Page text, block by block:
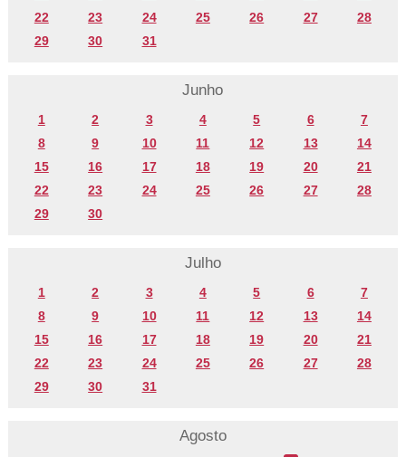
22
23 24 25 26 27
28
29
30 31
Junho
1 2 3 4 5 6
7
8
9 10 11 12 13
14
15
16 17 18 19 20
21
22
23 24 25 26 27
28
29
30
Julho
1 2 3 4 5 6
7
8
9 10 11 12 13
14
15
16 17 18 19 20
21
22
23 24 25 26 27
28
29
30 31
Agosto